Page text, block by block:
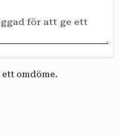
ett omdöme.